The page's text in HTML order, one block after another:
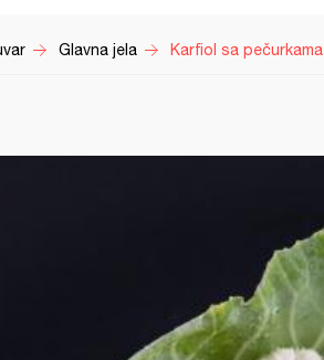
Glavna jela Karfiol sa pečurkama